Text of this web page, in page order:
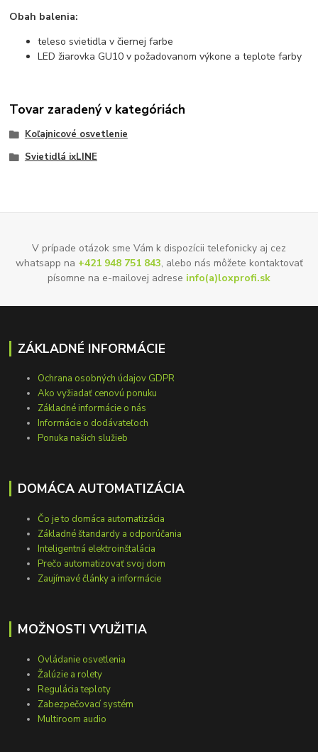
Obah balenia:
teleso svietidla v čiernej farbe
LED žiarovka GU10 v požadovanom výkone a teplote farby
Tovar zaradený v kategóriách
Koľajnicové osvetlenie
Svietidlá ixLINE
V prípade otázok sme Vám k dispozícii telefonicky aj cez
whatsapp na +421 948 751 843, alebo nás môžete kontaktovať
písomne na e-mailovej adrese info(a)loxprofi.sk
ZÁKLADNÉ INFORMÁCIE
Ochrana osobných údajov GDPR
Ako vyžiadať cenovú ponuku
Základné informácie o nás
Informácie o dodávateľoch
Ponuka našich služieb
DOMÁCA AUTOMATIZÁCIA
Čo je to domáca automatizácia
Základné štandardy a odporúčania
Inteligentná elektroinštalácia
Prečo automatizovať svoj dom
Zaujímavé články a informácie
MOŽNOSTI VYUŽITIA
Ovládanie osvetlenia
Žalúzie a rolety
Regulácia teploty
Zabezpečovací systém
Multiroom audio